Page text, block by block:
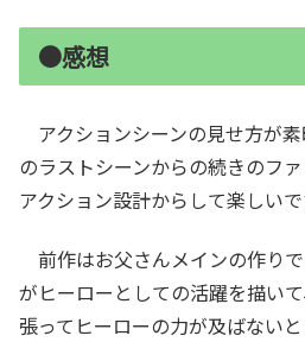
●感想
アクションシーンの見せ方が
のラストシーンからの続きのフ
アクション設計からして楽しいで
前作はお父さんメインの作り
がヒーローとしての活躍を描い
張ってヒーローの力が及ばない